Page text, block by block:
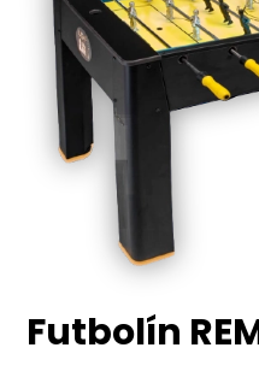
Futbolín